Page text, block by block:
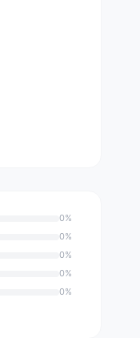
0%
0%
0%
0%
0%